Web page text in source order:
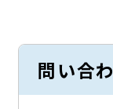
問い合